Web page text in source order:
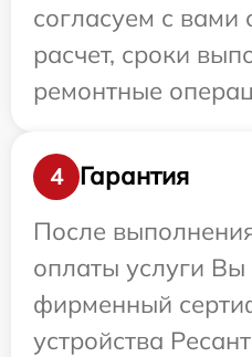
согласуем с вами
расчет, сроки
ремонтные
4
Гарантия
После
оплаты услуги Вы
фирменный
устройства